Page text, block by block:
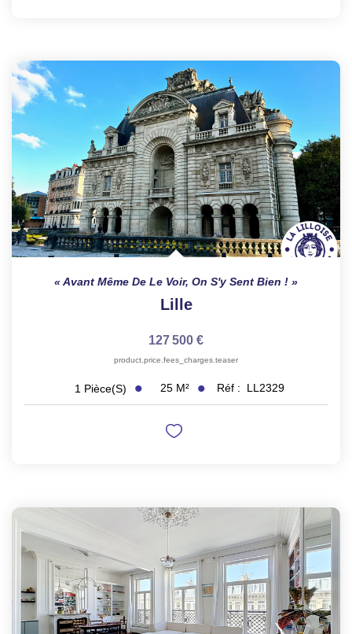
Avant Même De Le Voir, On S'y Sent Bien !
Lille
127 500 €
product.price.fees_charges.teaser
1 Pièce(s) 25 M² Réf : LL2329